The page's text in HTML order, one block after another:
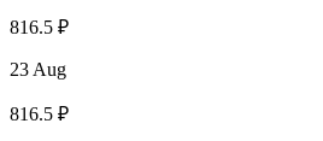
816.5 ₽
23 Aug
816.5 ₽